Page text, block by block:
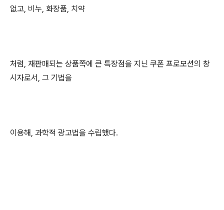
없고, 비누, 화장품, 치약
처럼, 재판매되는 상품쪽에 큰 특장점을 지닌 쿠폰 프로모션의 창
시자로서, 그 기법을
이용해, 과학적 광고법을 수립했다.